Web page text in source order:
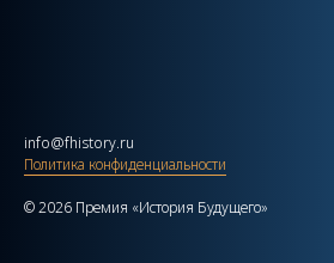
info@fhistory.ru
Политика конфиденциальности
© 2026 Премия «История Будущего»